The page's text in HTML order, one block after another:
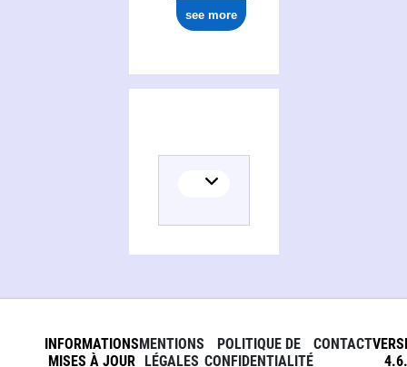
see more
INFORMATIONS
MISES À JOUR
MENTIONS
LÉGALES
POLITIQUE DE
CONFIDENTIALITÉ
CONTACT